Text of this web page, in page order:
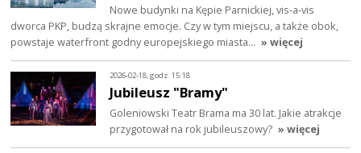
Nowe budynki na Kępie Parnickiej, vis-a-vis
dworca PKP, budzą skrajne emocje. Czy w tym miejscu, a także obok,
powstaje waterfront godny europejskiego miasta… » więcej
2026-02-18, godz. 15:18
Jubileusz "Bramy"
Goleniowski Teatr Brama ma 30 lat. Jakie atrakcje
przygotował na rok jubileuszowy? » więcej